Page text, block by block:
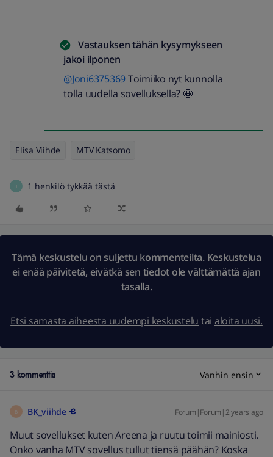
Vastauksen tähän kysymykseen
jakoi ilponen
@Joni6375369Toimiiko nyt kunnolla
tolla uudella sovelluksella? 🤩
Elisa Viihde MTV Katsomo
T 1 henkilö tykkää tästä
Tämä keskustelu on suljettu kommenteilta. Keskustelua
ei enää päivitetä, eivätkä sen tiedot ole välttämättä ajan
tasalla.
Etsi samasta aiheesta uudempi keskustelu tai aloita uusi.
3 kommenttia Vanhin ensin
B BK_viihde Forum|Forum|2 years ago
Muut sovellukset kuten Areena ja ruutu toimii mainiosti.
Onko vanha MTV sovellus tullut tiensä päähän? Koska